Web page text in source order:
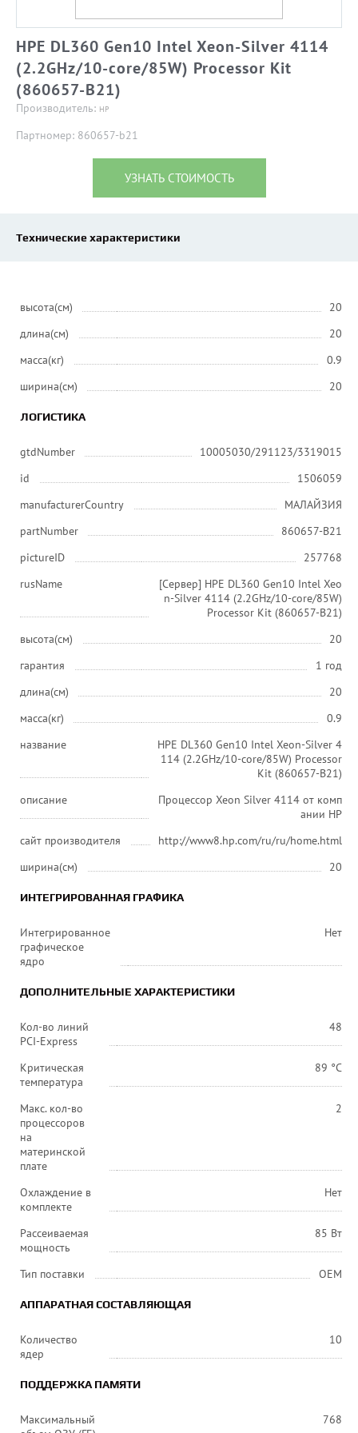
HPE DL360 Gen10 Intel Xeon-Silver 4114
(2.2GHz/10-core/85W) Processor Kit
(860657-B21)
Производитель: HP
Партномер: 860657-b21
УЗНАТЬ СТОИМОСТЬ
Технические характеристики
высота(см)
20
длина(см)
20
масса(кг)
0.9
ширина(см)
20
ЛОГИСТИКА
gtdNumber
10005030/291123/3319015
id
1506059
manufacturerCountry
МАЛАЙЗИЯ
partNumber
860657-B21
pictureID
257768
rusName
[Сервер] HPE DL360 Gen10 Intel Xeo
n-Silver 4114 (2.2GHz/10-core/85W)
Processor Kit (860657-B21)
высота(см)
20
гарантия
1 год
длина(см)
20
масса(кг)
0.9
название
HPE DL360 Gen10 Intel Xeon-Silver 4
114 (2.2GHz/10-core/85W) Processor
Kit (860657-B21)
описание
Процессор Xeon Silver 4114 от комп
ании HP
сайт производителя
http://www8.hp.com/ru/ru/home.html
ширина(см)
20
ИНТЕГРИРОВАННАЯ ГРАФИКА
Интегрированное
графическое
ядро
Нет
ДОПОЛНИТЕЛЬНЫЕ ХАРАКТЕРИСТИКИ
Кол-во линий
PCI-Express
48
Критическая
температура
89 °C
Макс. кол-во
процессоров
на
материнской
плате
2
Охлаждение в
комплекте
Нет
Рассеиваемая
мощность
85 Вт
Тип поставки OEM
АППАРАТНАЯ СОСТАВЛЯЮЩАЯ
Количество
ядер
10
ПОДДЕРЖКА ПАМЯТИ
Максимальный
768